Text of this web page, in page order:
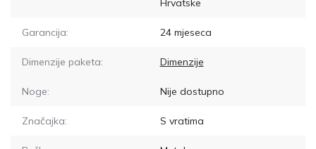
Hrvatske
Garancija: 24 mjeseca
Dimenzije paketa: Dimenzije
Noge: Nije dostupno
Značajka: S vratima